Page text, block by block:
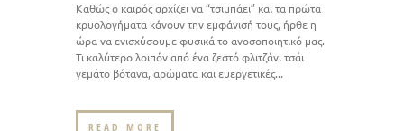
Καθώς ο καιρός αρχίζει να “τσιμπάει” και τα πρώτα
κρυολογήματα κάνουν την εμφάνισή τους, ήρθε η
ώρα να ενισχύσουμε φυσικά το ανοσοποιητικό μας.
Τι καλύτερο λοιπόν από ένα ζεστό φλιτζάνι τσάι
γεμάτο βότανα, αρώματα και ευεργετικές...
READ MORE